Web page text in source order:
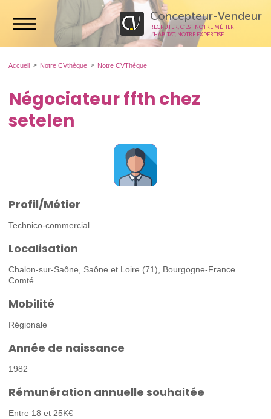
Concepteur-Vendeur
RECRUTER, C’EST NOTRE MÉTIER.
L’HABITAT, NOTRE EXPERTISE.
Accueil Notre CVthèque Notre CVThèque
Négociateur ffth chez
setelen
Profil/Métier
Technico-commercial
Localisation
Chalon-sur-Saône, Saône et Loire (71), Bourgogne-France
Comté
Mobilité
Régionale
Année de naissance
1982
Rémunération annuelle souhaitée
Entre 18 et 25K€